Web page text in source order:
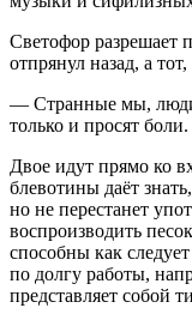
Светофор разрешает
отпрянул назад, а
— Странные мы,
только и просят
Двое идут прямо ко
блевотины даёт
но не перестанет
воспроизводить
способны как
по долгу работы,
представляет собой